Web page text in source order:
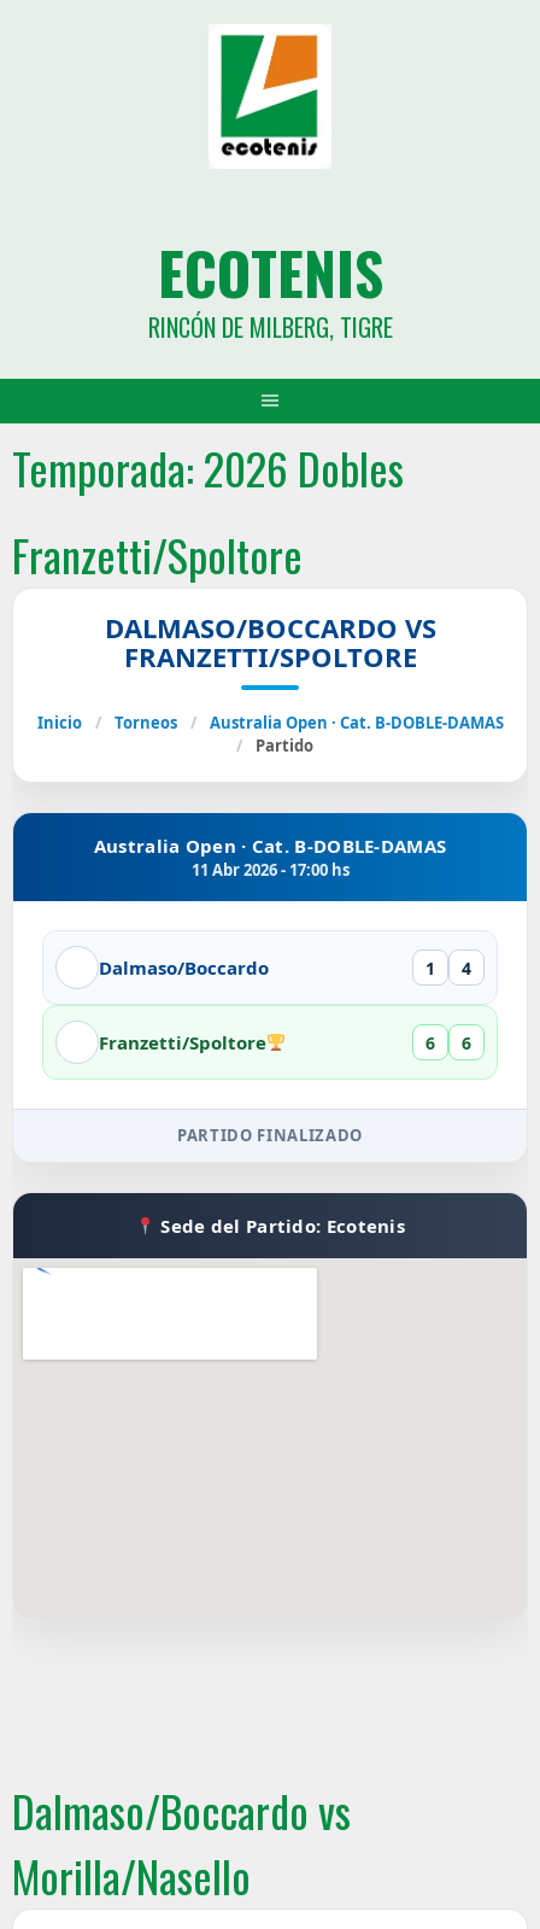
ECOTENIS
RINCÓN DE MILBERG, TIGRE
Temporada:2026 Dobles
Franzetti/Spoltore
DALMASO/BOCCARDO VS
FRANZETTI/SPOLTORE
Inicio / Torneos /
Australia Open · Cat. B-DOBLE-DAMAS
/
Partido
Australia Open · Cat. B-DOBLE-DAMAS
11 Abr 2026 - 17:00 hs
Dalmaso/Boccardo 1 4
Franzetti/Spoltore 6 6
PARTIDO FINALIZADO
Sede del Partido: Ecotenis
Dalmaso/Boccardo vs
Morilla/Nasello